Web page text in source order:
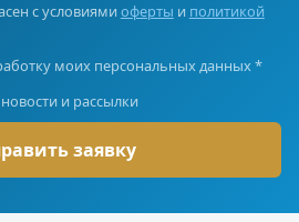
с условиями оферты и политикой
моих персональных данных *
и рассылки